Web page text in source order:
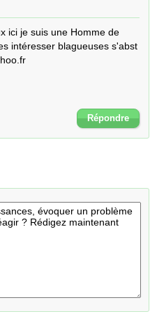
ici je suis une Homme de
intéresser blagueuses s'abst
Répondre